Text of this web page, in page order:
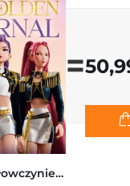
K-popowe łowczynie demonów. Mój golden journal. Oficjalny dziennik
=